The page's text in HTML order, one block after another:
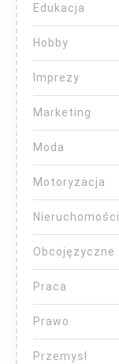
Edukacja
Hobby
Imprezy
Marketing
Moda
Motoryzacja
Nieruchomości
Obcojęzyczne
Praca
Prawo
Przemysł